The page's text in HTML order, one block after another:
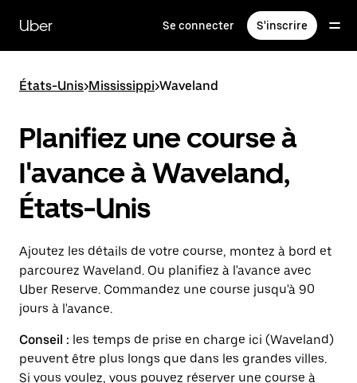
contenu
principal
Uber Se connecter S'inscrire
États-Unis>Mississippi>Waveland
Planifiez une course à
l'avance à Waveland,
États-Unis
Ajoutez les détails de votre course, montez à bord et
parcourez Waveland. Ou planifiez à l'avance avec
Uber Reserve. Commandez une course jusqu'à 90
jours à l'avance.
Conseil : les temps de prise en charge ici (Waveland)
peuvent être plus longs que dans les grandes villes.
Si vous voulez, vous pouvez réserver une course à